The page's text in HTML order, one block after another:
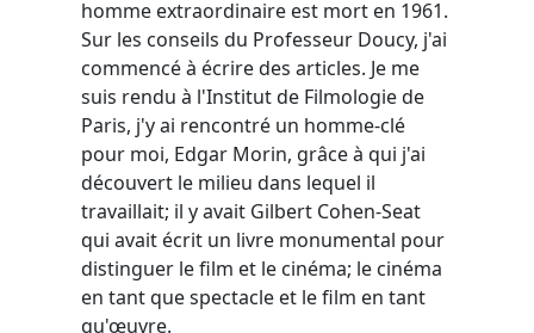
homme extraordinaire est mort en 1961.
Sur les conseils du Professeur Doucy, j'ai
commencé à écrire des articles. Je me
suis rendu à l'Institut de Filmologie de
Paris, j'y ai rencontré un homme-clé
pour moi, Edgar Morin, grâce à qui j'ai
découvert le milieu dans lequel il
travaillait; il y avait Gilbert Cohen-Seat
qui avait écrit un livre monumental pour
distinguer le film et le cinéma; le cinéma
en tant que spectacle et le film en tant
qu'œuvre.